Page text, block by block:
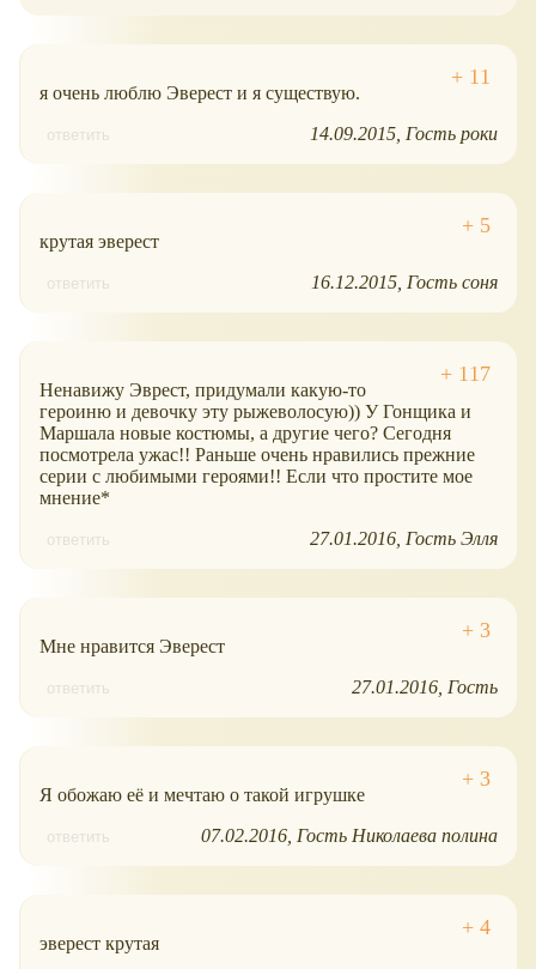
я очень люблю Эверест и я существую.
ответить 14.09.2015 Гость роки
крутая эверест
ответить 16.12.2015 Гость соня
Ненавижу Эврест, придумали какую-то
героиню и девочку эту рыжеволосую)) У Гонщика и
Маршала новые костюмы, а другие чего? Сегодня
посмотрела ужас!! Раньше очень нравились прежние
серии с любимыми героями!! Если что простите мое
мнение*
ответить 27.01.2016 Гость Элля
Мне нравится Эверест
ответить 27.01.2016 Гость
Я обожаю её и мечтаю о такой игрушке
ответить 07.02.2016 Гость Николаева полина
эверест крутая